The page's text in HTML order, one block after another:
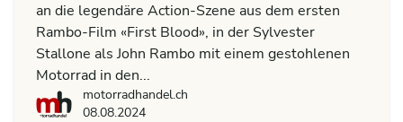
an die legendäre Action-Szene aus dem ersten
Rambo-Film «First Blood», in der Sylvester
Stallone als John Rambo mit einem gestohlenen
Motorrad in den...
motorradhandel.ch
motorradhandel.ch
08.08.2024